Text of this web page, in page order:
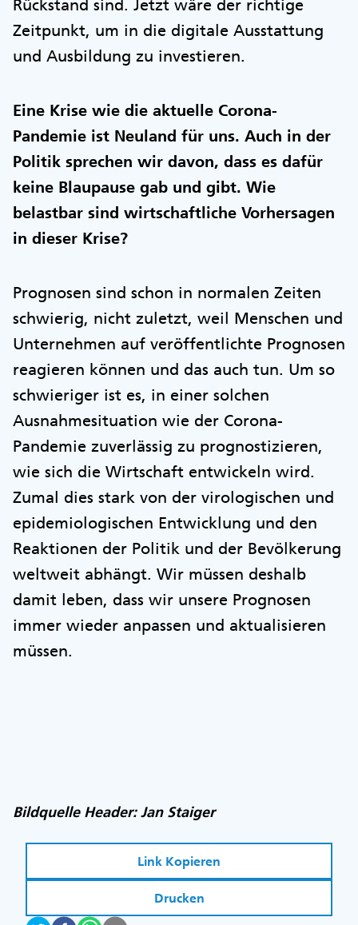
Rückstand sind. Jetzt wäre der richtige
Zeitpunkt, um in die digitale Ausstattung
und Ausbildung zu investieren.
Eine Krise wie die aktuelle Corona-
Pandemie ist Neuland für uns. Auch in der
Politik sprechen wir davon, dass es dafür
keine Blaupause gab und gibt. Wie
belastbar sind wirtschaftliche Vorhersagen
in dieser Krise?
Prognosen sind schon in normalen Zeiten
schwierig, nicht zuletzt, weil Menschen und
Unternehmen auf veröffentlichte Prognosen
reagieren können und das auch tun. Um so
schwieriger ist es, in einer solchen
Ausnahmesituation wie der Corona-
Pandemie zuverlässig zu prognostizieren,
wie sich die Wirtschaft entwickeln wird.
Zumal dies stark von der virologischen und
epidemiologischen Entwicklung und den
Reaktionen der Politik und der Bevölkerung
weltweit abhängt. Wir müssen deshalb
damit leben, dass wir unsere Prognosen
immer wieder anpassen und aktualisieren
müssen.
Bildquelle Header: Jan Staiger
Link Kopieren
Drucken